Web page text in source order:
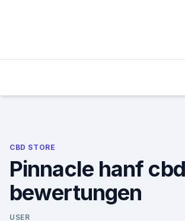
CBD STORE
Pinnacle hanf cbd
bewertungen
USER